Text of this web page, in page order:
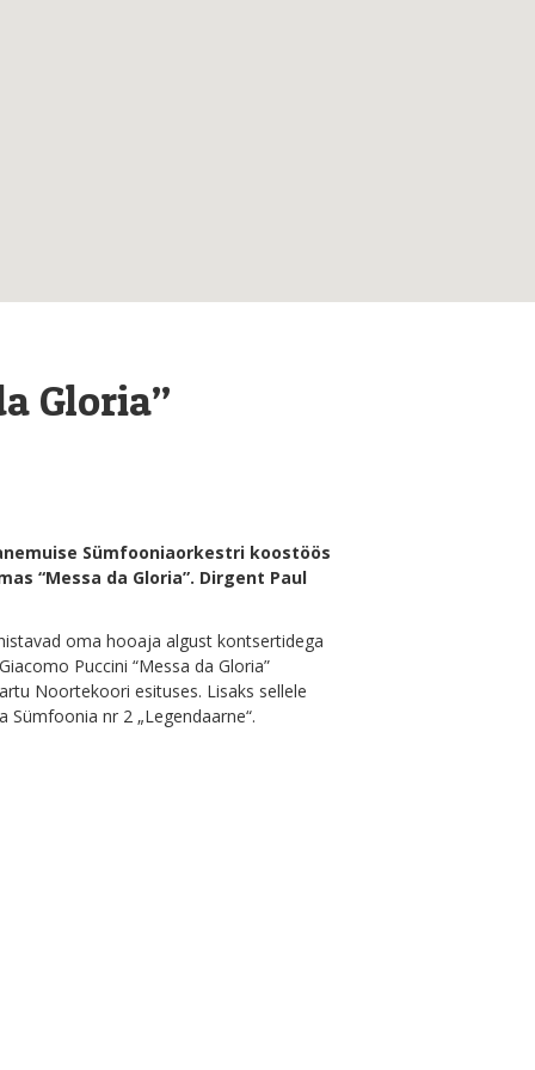
Gloria”
Sümfooniaorkestri koostöös
“Messa da Gloria”. Dirgent Paul
oma hooaja algust kontsertidega
Puccini “Messa da Gloria”
Noortekoori esituses. Lisaks sellele
Sümfoonia nr 2 „Legendaarne“.